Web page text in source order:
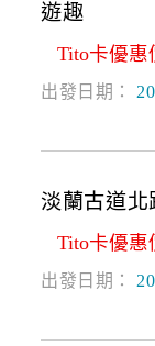
遊趣
Tito卡優惠
出發日期：
淡蘭古道
Tito卡優惠
出發日期：